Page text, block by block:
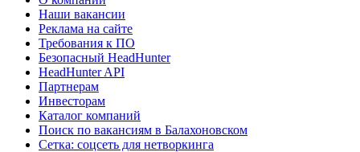
Наши вакансии
Реклама на сайте
Требования к ПО
Безопасный HeadHunter
HeadHunter API
Партнерам
Инвесторам
Каталог компаний
Поиск по вакансиям в Балахоновском
Сетка: соцсеть для нетворкинга